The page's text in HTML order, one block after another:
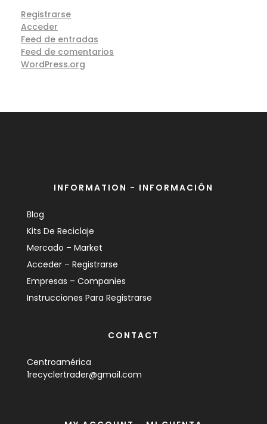
Registrarse
Acceder
Feed de entradas
Feed de comentarios
WordPress.org
INFORMATION - INFORMACIÓN
Blog
Kits De Reciclaje
Mercado – Market
Acceder – Registrarse
Empresas – Companies
Instrucciones Para Registrarse
CONTACT
Centroamérica
1recyclertrader@gmail.com